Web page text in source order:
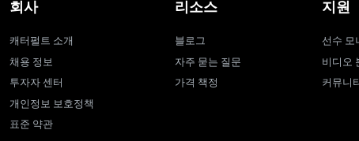
회사
캐터펄트 소개
채용 정보
투자자 센터
개인정보 보호정책
표준 약관
리소스
블로그
자주 묻는 질문
가격 책정
지원
선수 모
비디오
커뮤니